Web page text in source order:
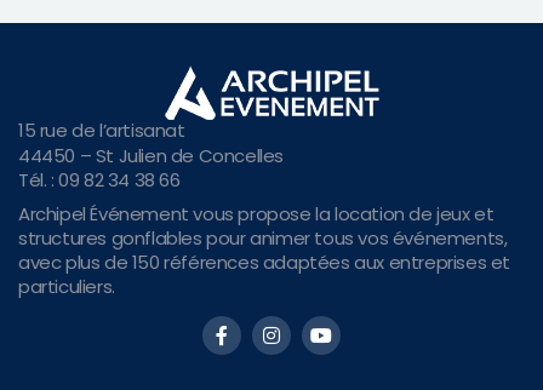
15 rue de l’artisanat
44450 – St Julien de Concelles
Tél. : 09 82 34 38 66
Archipel Événement vous propose la location de jeux et
structures gonflables pour animer tous vos événements,
avec plus de 150 références adaptées aux entreprises et
particuliers.